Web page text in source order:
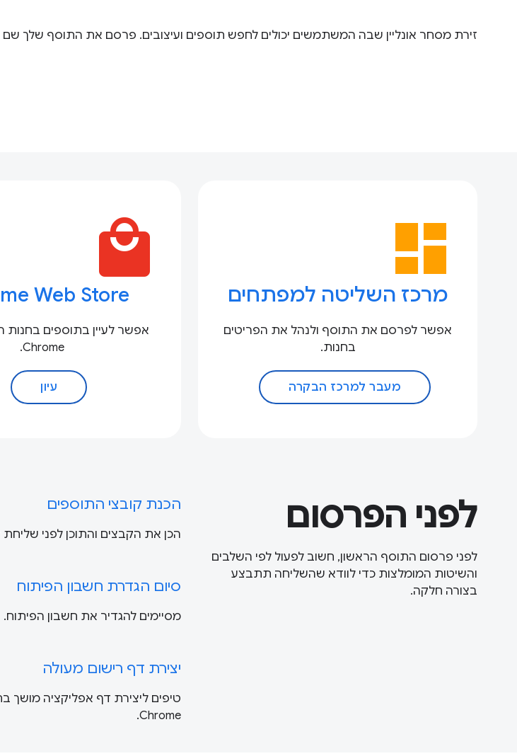
זירת מסחר אונליין שבה המשתמשים יכולים לחפש תוספים ועיצובים. פרסם את התוסף שלך שם
dashboard
מרכז השליטה למפתחים
אפשר לפרסם את התוסף ולנהל את הפריטים
בחנות.
מעבר למרכז הבקרה
local_mall
Web Store
אפשר לעיין בתוספים בחנות
Chrome.
עיון
לפני הפרסום
לפני פרסום התוסף הראשון, חשוב לפעול לפי השלבים
והשיטות המומלצות כדי לוודא שהשליחה תתבצע
בצורה חלקה.
הכנת קובצי התוספים
הכן את הקבצים והתוכן לפני
סיום הגדרת חשבון הפיתוח
מסיימים להגדיר את חשבון הפיתוח.
יצירת דף רישום מעולה
טיפים ליצירת דף אפליקציה מושך
Chrome.